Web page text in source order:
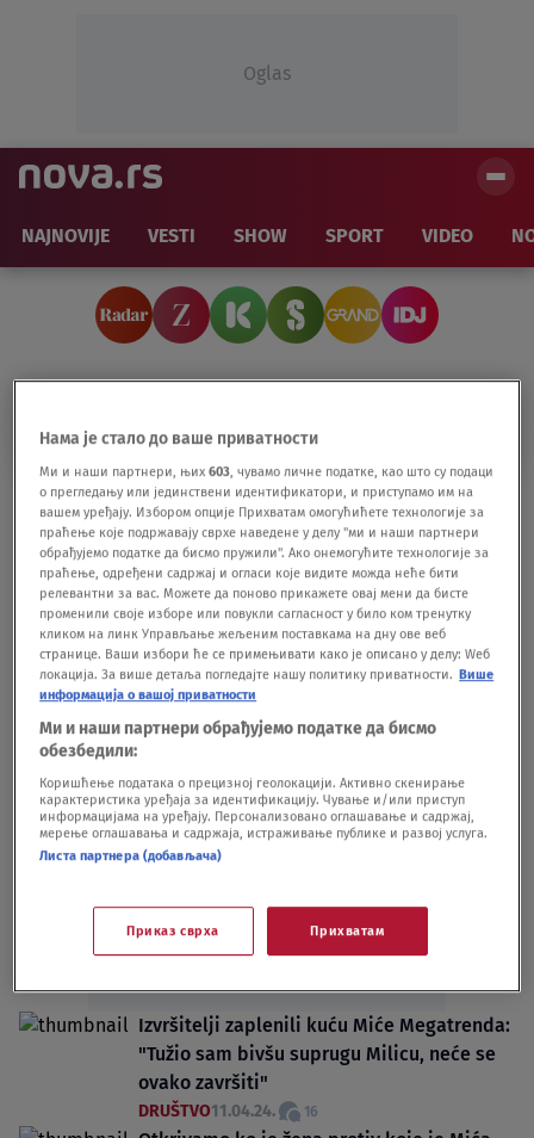
Oglas
NAJNOVIJE VESTI SHOW SPORT VIDEO
MIĆA MEGATREND
Pogledajte kako izvršitelji plene imovinu
Miće Megatrenda zbog duga od 800.000
evra VIDEO
DRUŠTVO11.04.24.
Oglasila se Komora javnih izvršitelja o
zapleni vile Miće Megatrenda: Bivšoj ženi
duguje 800.000 evra
DRUŠTVO11.04.24.
Izvršitelji zaplenili kuću Miće Megatrenda:
"Tužio sam bivšu suprugu Milicu, neće se
ovako završiti"
DRUŠTVO11.04.24. 16
Нама је стало до ваше приватности
Ми и наши партнери, њих603, чувамо личне податке, као што су подаци
о прегледању или јединствени идентификатори, и приступамо им на
вашем уређају. Избором опције Прихватам омогућићете технологије за
праћење које подржавају сврхе наведене у делу "ми и наши партнери
обрађујемо податке да бисмо пружили". Ако онемогућите технологије за
праћење, одређени садржај и огласи које видите можда неће бити
релевантни за вас. Можете да поново прикажете овај мени да бисте
променили своје изборе или повукли сагласност у било ком тренутку
кликом на линк Управљање жељеним поставкама на дну ове веб
странице. Ваши избори ће се примењивати како је описано у делу: Wеб
локација. За више детаља погледајте нашу политику приватности. Више
информација о вашој приватности
Ми и наши партнери обрађујемо податке да бисмо
обезбедили:
Коришћење података о прецизној геолокацији. Активно скенирање
карактеристика уређаја за идентификацију. Чување и/или приступ
информацијама на уређају. Персонализовано оглашавање и садржај,
мерење оглашавања и садржаја, истраживање публике и развој услуга.
Листа партнера (добављача)
Приказ сврха Прихватам